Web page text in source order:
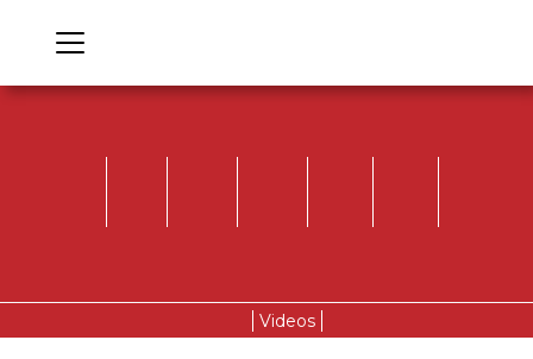
Videos